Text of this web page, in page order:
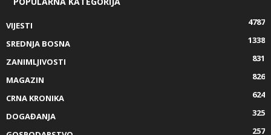
VIJESTI
4787
SREDNJA BOSNA
1338
ZANIMLJIVOSTI
831
MAGAZIN
826
CRNA KRONIKA
624
DOGAĐANJA
325
257